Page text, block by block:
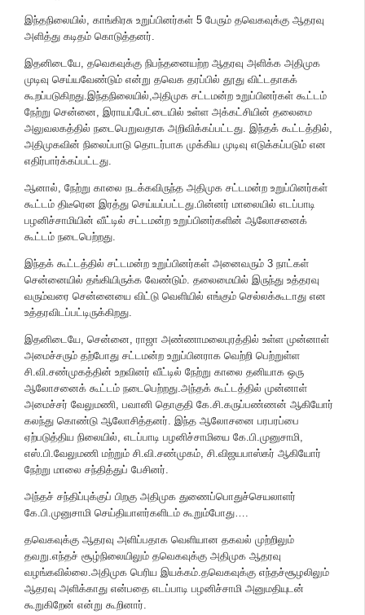
இந்தநிலையில், காங்கிரசு உறுப்பினர்கள் 5 பேரும் தவெகவுக்கு ஆதரவு
அளித்து கடிதம் கொடுத்தனர்.
இதனிடையே, தவெகவுக்கு நிபந்தனையற்ற ஆதரவு அளிக்க அதிமுக
முடிவு செய்யவேண்டும் என்று தவெக தரப்பில் தூது விட்டதாகக்
கூறப்படுகிறது.இந்தநிலையில்,அதிமுக சட்டமன்ற உறுப்பினர்கள் கூட்டம்
நேற்று சென்னை, இராயப்பேட்டையில் உள்ள அக்கட்சியின் தலைமை
அலுவலகத்தில் நடைபெறுவதாக அறிவிக்கப்பட்டது. இந்தக் கூட்டத்தில்,
அதிமுகவின் நிலைப்பாடு தொடர்பாக முக்கிய முடிவு எடுக்கப்படும் என
எதிர்பார்க்கப்பட்டது.
ஆனால், நேற்று காலை நடக்கவிருந்த அதிமுக சட்டமன்ற உறுப்பினர்கள்
கூட்டம் திடீரென இரத்து செய்யப்பட்டது.பின்னர் மாலையில் எடப்பாடி
பழனிச்சாமியின் வீட்டில் சட்டமன்ற உறுப்பினர்களின் ஆலோசனைக்
கூட்டம் நடைபெற்றது.
இந்தக் கூட்டத்தில் சட்டமன்ற உறுப்பினர்கள் அனைவரும் 3 நாட்கள்
சென்னையில் தங்கியிருக்க வேண்டும். தலைமையில் இருந்து உத்தரவு
வரும்வரை சென்னையை விட்டு வெளியில் எங்கும் செல்லக்கூடாது என
உத்தரவிடப்பட்டிருக்கிறது.
இதனிடையே, சென்னை, ராஜா அண்ணாமலைபுரத்தில் உள்ள முன்னாள்
அமைச்சரும் தற்போது சட்டமன்ற உறுப்பினராக வெற்றி பெற்றுள்ள
சி.வி.சண்முகத்தின் உறவினர் வீட்டில் நேற்று காலை தனியாக ஒரு
ஆலோசனைக் கூட்டம் நடைபெற்றது.அந்தக் கூட்டத்தில் முன்னாள்
அமைச்சர் வேலுமணி, பவானி தொகுதி கே.சி.கருப்பண்ணன் ஆகியோர்
கலந்து கொண்டு ஆலோசித்தனர். இந்த ஆலோசனை பரபரப்பை
ஏற்படுத்திய நிலையில், எடப்பாடி பழனிச்சாமியை கே.பி.முனுசாமி,
எஸ்.பி.வேலுமணி மற்றும் சி.வி.சண்முகம், சி.விஜயபாஸ்கர் ஆகியோர்
நேற்று மாலை சந்தித்துப் பேசினர்.
அந்தச் சந்திப்புக்குப் பிறகு அதிமுக துணைப்பொதுச்செயலாளர்
கே.பி.முனுசாமி செய்தியாளர்களிடம் கூறும்போது….
தவெகவுக்கு ஆதரவு அளிப்பதாக வெளியான தகவல் முற்றிலும்
தவறு.எந்தச் சூழ்நிலையிலும் தவெகவுக்கு அதிமுக ஆதரவு
வழங்கவில்லை.அதிமுக பெரிய இயக்கம்.தவெகவுக்கு எந்தச்சூழலிலும்
ஆதரவு அளிக்காது என்பதை எடப்பாடி பழனிச்சாமி அனுமதியுடன்
கூறுகிறேன் என்று கூறினார்.